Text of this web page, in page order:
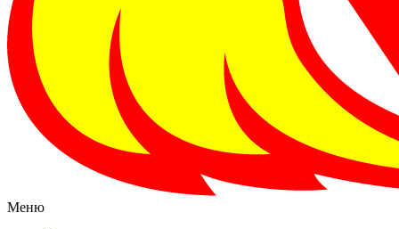
Меню